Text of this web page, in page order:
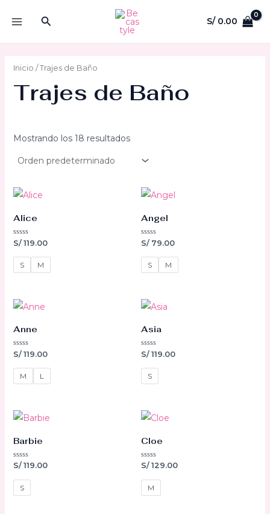
Buscar S/0.00
Inicio / Trajes de Baño
Trajes de Baño
Mostrando los 18 resultados
Alice
Valorado
con
0
5
S/119.00
S M
Angel
Valorado
con
0
5
S/ 79.00
S M
Anne
Valorado
0
5
S/119.00
M L
Asia
Valorado
0
5
S/ 119.00
S
Barbie
Valorado
0
5
S/119.00
S
Cloe
Valorado
0
5
S/ 129.00
M